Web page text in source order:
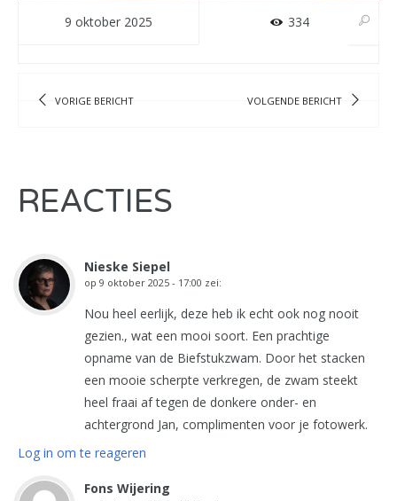
9 oktober 2025 334
VORIGE BERICHT VOLGENDE BERICHT
REACTIES
Nieske Siepel
op 9 oktober 2025 - 17:00 zei:
Nou heel eerlijk, deze heb ik echt ook nog nooit
gezien., wat een mooi soort. Een prachtige
opname van de Biefstukzwam. Door het stacken
een mooie scherpte verkregen, de zwam steekt
heel fraai af tegen de donkere onder- en
achtergrond Jan, complimenten voor je fotowerk.
Log in om te reageren
Fons Wijering